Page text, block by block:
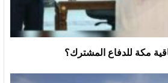
مكة للدفاع المشترك؟